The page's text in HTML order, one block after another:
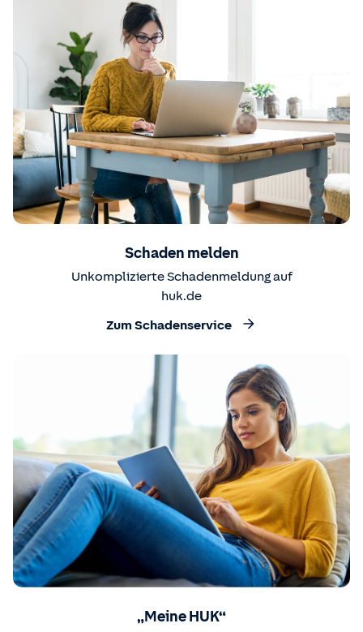
Schaden melden
Unkomplizierte Schadenmeldung auf
huk.de
Zum Schadenservice
„Meine HUK“